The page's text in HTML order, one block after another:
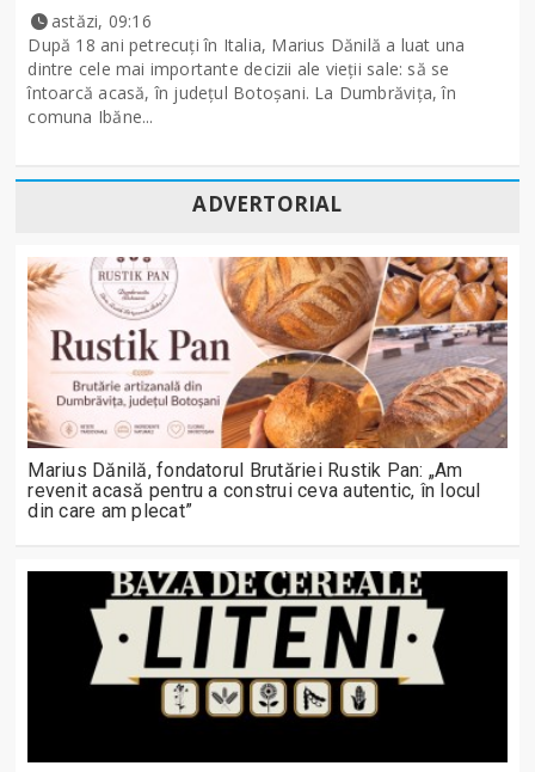
astăzi, 09:16
După 18 ani petrecuți în Italia, Marius Dănilă a luat una
dintre cele mai importante decizii ale vieții sale: să se
întoarcă acasă, în județul Botoșani. La Dumbrăvița, în
comuna Ibăne...
ADVERTORIAL
Marius Dănilă, fondatorul Brutăriei Rustik Pan: „Am
revenit acasă pentru a construi ceva autentic, în locul
din care am plecat”